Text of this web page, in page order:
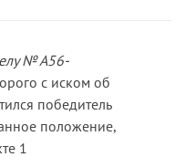
статьи 79 Лесного
к выводу, что
органа сведения
недобросовестных
№ А56-
с иском об
победитель
положение,
1